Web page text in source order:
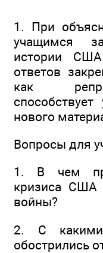
1. При
учащимся
истории
ответов
как
нового
Вопросы для
1. В чем
кризиса США
войны?
2. С
обострились